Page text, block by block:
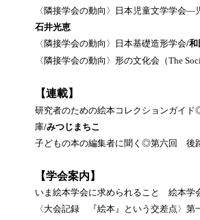
〈隣接学会の動向〉日本児童文学学会
石井光恵
〈隣接学会の動向〉日本基礎造形学会/和
〈隣接学会の動向〉形の文化会（The
【連載】
研究者のための絵本コレクションガイ
庫/みつじまちこ
子どもの本の編集者に聞く◎第六回 後
【学会案内】
いま絵本学会に求められること 絵本学
〈大会記録 『絵本』という交差点〉第